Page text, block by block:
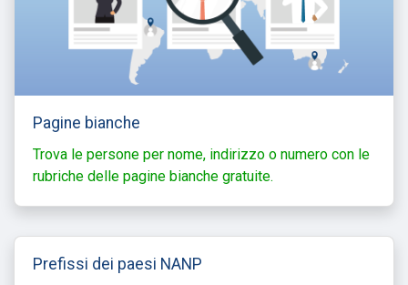
Pagine bianche
Trova le persone per nome, indirizzo o numero con le
rubriche delle pagine bianche gratuite.
Prefissi dei paesi NANP